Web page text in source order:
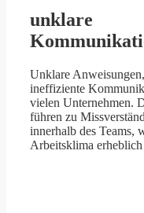
unklare
Unklare
ineffiziente
vielen Unternehmen.
führen zu
innerhalb des Teams,
Arbeitsklima